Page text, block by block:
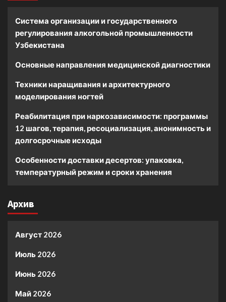
Система организации и государственного
регулирования алкогольной промышленности
Узбекистана
Основные направления медицинской диагностики
Техники наращивания и архитектурного
моделирования ногтей
Реабилитация при наркозависимости: программы
12 шагов, терапия, ресоциализация, анонимность и
долгосрочные исходы
Особенности доставки десертов: упаковка,
температурный режим и сроки хранения
Архив
Август 2026
Июль 2026
Июнь 2026
Май 2026